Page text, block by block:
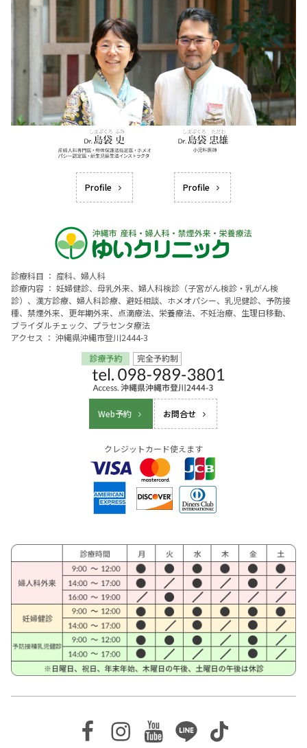
Profile Profile
診療科目 ： 産科、婦人科
診療内容 ： 妊婦健診、母乳外来、婦人科検診（子宮がん検診・乳がん検
診）、漢方診療、婦人科診療、避妊相談、ホメオパシー、乳児健診、予防接
種、禁煙外来、更年期外来、点滴療法、栄養療法、不妊治療、生理日移動、
ブライダルチェック、プラセンタ療法
アクセス ： 沖縄県沖縄市登川2444-3
Web予約 お問合せ
クレジットカード使えます
Facebook
Instagram
Youtube
LineTikTok